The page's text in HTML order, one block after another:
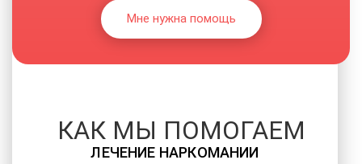
ЛЕЧЕНИЕ НАРКОМАНИИ
Мне нужна помощь
КАК МЫ ПОМОГАЕМ